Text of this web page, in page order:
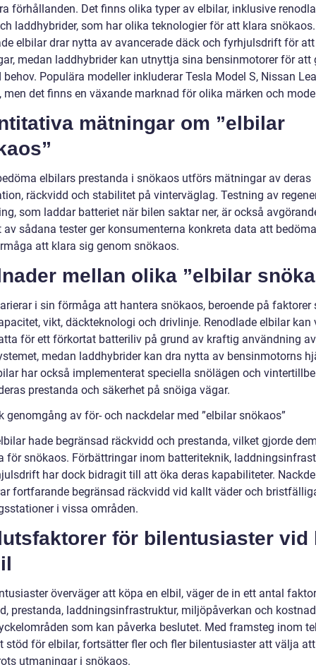
förhållanden. Det finns olika typer av elbilar, inklusive
laddhybrider, som har olika teknologier för att klara snökaos.
elbilar drar nytta av avancerade däck och fyrhjulsdrift för
medan laddhybrider kan utnyttja sina bensinmotorer för att
Populära modeller inkluderar Tesla Model S, Nissan
men det finns en växande marknad för olika märken och
mätningar om ”elbilar
elbilars prestanda i snökaos utförs mätningar av deras
räckvidd och stabilitet på vinterväglag. Testning av
som laddar batteriet när bilen saktar ner, är också
av sådana tester ger konsumenterna konkreta data att
att klara sig genom snökaos.
mellan olika ”elbilar
i sin förmåga att hantera snökaos, beroende på faktorer
vikt, däckteknologi och drivlinje. Renodlade elbilar kan
för ett förkortat batteriliv på grund av kraftig användning av
medan laddhybrider kan dra nytta av bensinmotorns
har också implementerat speciella snölägen och
prestanda och säkerhet på snöiga vägar.
genomgång av för- och nackdelar med ”elbilar snökaos”
hade begränsad räckvidd och prestanda, vilket gjorde
för snökaos. Förbättringar inom batteriteknik,
har dock bidragit till att öka deras kapabiliteter.
fortfarande begränsad räckvidd vid kallt väder och
i vissa områden.
för bilentusiaster vid
överväger att köpa en elbil, väger de in ett antal
prestanda, laddningsinfrastruktur, miljöpåverkan och
som kan påverka beslutet. Med framsteg inom
stöd för elbilar, fortsätter fler och fler bilentusiaster att välja
utmaningar i snökaos.